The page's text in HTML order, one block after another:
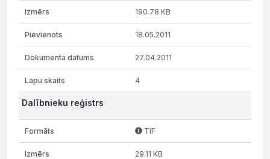
190.78 KB
18.05.2011
27.04.2011
4
Dalībnieku reģistrs
TIF
29.11 KB